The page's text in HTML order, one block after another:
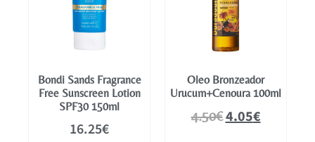
Bondi Sands Fragrance
Free Sunscreen Lotion
SPF30 150ml
16.25€
Oleo Bronzeador
Urucum+Cenoura 100ml
4.50€4.05€